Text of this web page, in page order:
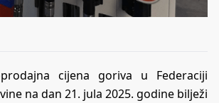
cijena goriva u Federaciji
na dan 21. jula 2025. godine bilježi